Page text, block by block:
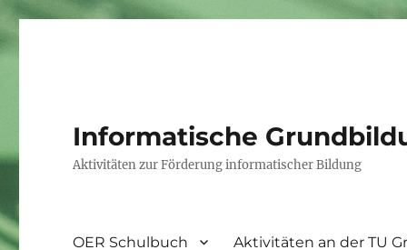
Informatische
Aktivitäten zur Förderung informatischer Bildung
OER Schulbuch Aktivitäten an der TU